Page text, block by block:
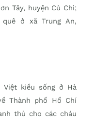
Tây, huyện Củ Chi;
ở xã Trung An,
Việt kiều sống ở Hà
Thành phố Hồ Chí
thủ cho các cháu